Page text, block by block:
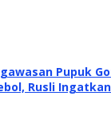
Pupuk
Rusli